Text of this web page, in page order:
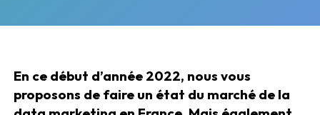
En ce début d’année 2022, nous vous
proposons de faire un état du marché de la